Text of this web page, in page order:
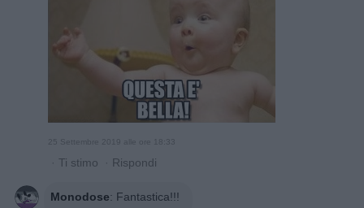
25 Settembre 2019 alle ore 18:33
· Ti stimo · Rispondi
Monodose: Fantastica!!!